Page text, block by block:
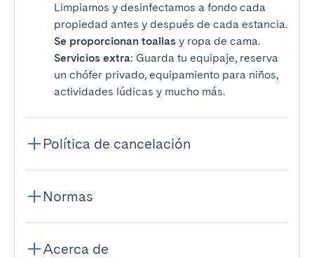
Limpiamos y desinfectamos a fondo cada
propiedad antes y después de cada estancia.
Se proporcionan toallas y ropa de cama.
Servicios extra: Guarda tu equipaje, reserva
un chófer privado, equipamiento para niños,
actividades lúdicas y mucho más.
Política de cancelación
Normas
Acerca de